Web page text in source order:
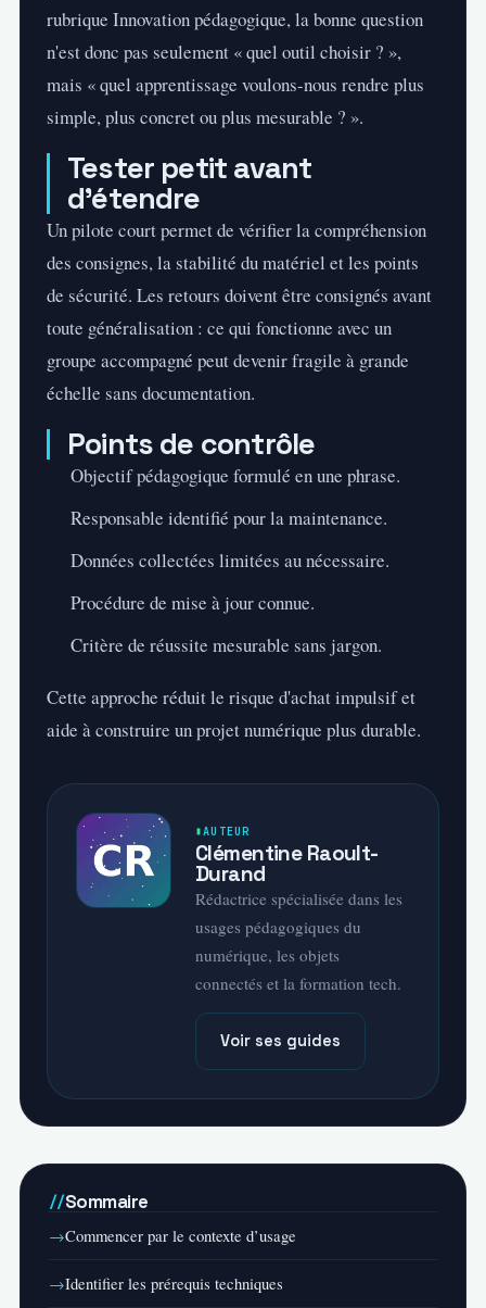
rubrique Innovation pédagogique, la bonne question
n'est donc pas seulement «quel outil choisir ? »,
mais « quel apprentissage voulons-nous rendre plus
simple, plus concret ou plus mesurable ? ».
Tester petit avant
d'étendre
Un pilote court permet de vérifierla compréhension
des consignes, la stabilité du matériel et les points
de sécurité. Les retours doivent être consignés avant
toute généralisation : ce qui fonctionne avec un
groupe accompagné peut devenir fragile à grande
échelle sans documentation.
Points de contrôle
Objectif pédagogique formulé en une phrase.
Responsable identifié pour la maintenance.
Données collectées limitées au nécessaire.
Procédure de mise à jour connue.
Critère de réussite mesurable sans jargon.
Cette approche réduit le risque d'achat impulsif et
aide à construire un projet numérique plus durable.
AUTEUR
Clémentine Raoult-
Durand
Rédactrice spécialisée dans les
usages pédagogiques du
numérique, les objets
connectés et la formation tech.
Voir ses guides
Sommaire
Commencer par le contexte d’usage
Identifier les prérequis techniques